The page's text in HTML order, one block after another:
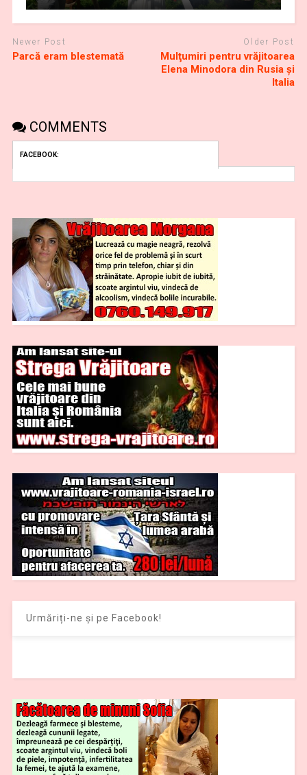
Newer Post
Parcă eram blestemată
Older Post
Mulţumiri pentru vrăjitoarea
Elena Minodora din Rusia și
Italia
COMMENTS
FACEBOOK:
Urmăriți-ne și pe Facebook!